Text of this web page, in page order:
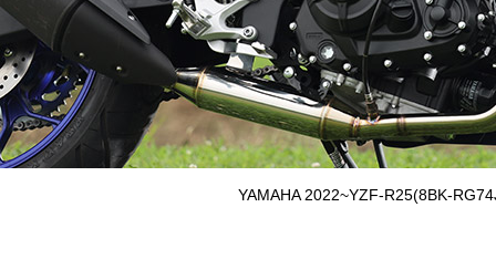
YAMAHA 2022~YZF-R25(8BK-